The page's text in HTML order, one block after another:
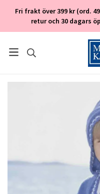
Fri frakt över 399 kr (ord.
retur och 30 dagars